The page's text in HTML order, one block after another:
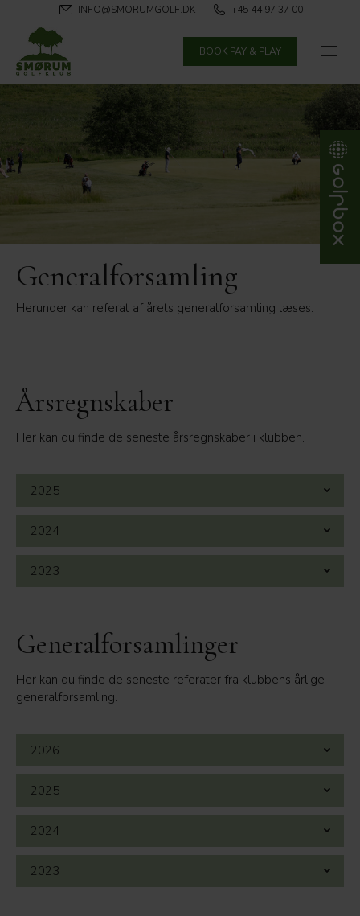
INFO@SMORUMGOLF.DK +45 44 97 37 00
BOOK PAY & PLAY
Generalforsamling
Herunder kan referat af årets generalforsamling læses.
Årsregnskaber
Her kan du finde de seneste årsregnskaber i klubben.
2025
2024
2023
Generalforsamlinger
Her kan du finde de seneste referater fra klubbens årlige
generalforsamling.
2026
2025
2024
2023